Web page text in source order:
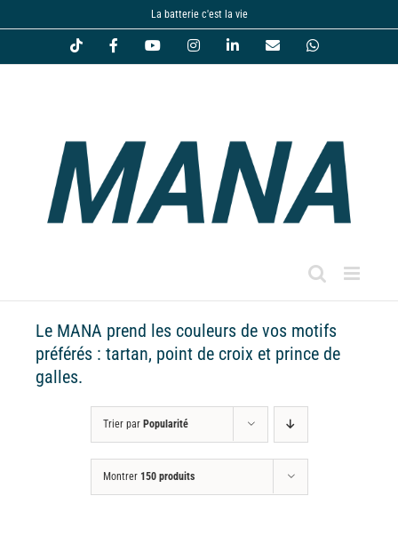
au
La batterie c'est la vie
Tiktok FacebookYouTubeInstagramLinkedInEmail WhatsApp
Le MANA prend les couleurs de vos motifs
préférés : tartan, point de croix et prince de
galles.
Trier par Popularité
Montrer 150 produits